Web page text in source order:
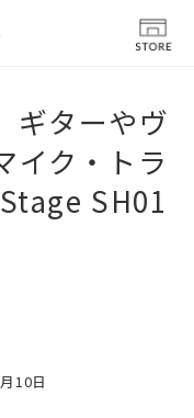
ギターやヴ
イク・トラ
SH01
10日